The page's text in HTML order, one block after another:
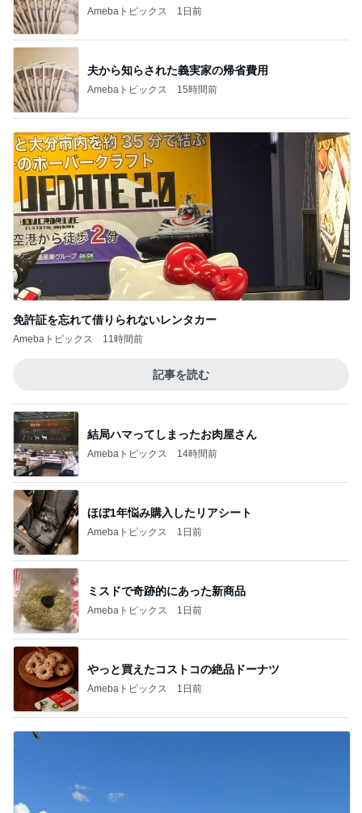
Amebaトピックス 1日前
夫から知らされた義実家の帰省費用
Amebaトピックス 15時間前
免許証を忘れて借りられないレンタカー
Amebaトピックス 11時間前
記事を読む
結局ハマってしまったお肉屋さん
Amebaトピックス 14時間前
ほぼ1年悩み購入したリアシート
Amebaトピックス 1日前
ミスドで奇跡的にあった新商品
Amebaトピックス 1日前
やっと買えたコストコの絶品ドーナツ
Amebaトピックス 1日前